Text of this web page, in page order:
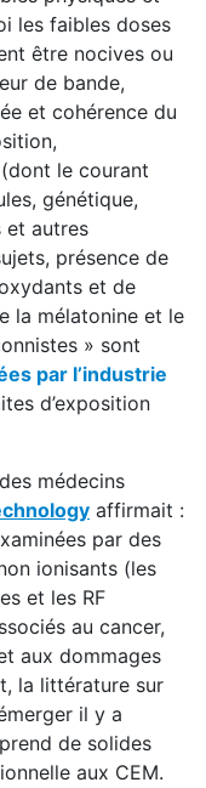
les faibles doses
être nocives ou
de bande,
et cohérence du
le courant
génétique,
et autres
présence de
et de
la mélatonine et le
» sont
par l’industrie
d’exposition
médecins
affirmait :
par des
ionisants (les
et les RF
au cancer,
aux dommages
la littérature sur
il y a
de solides
aux CEM.